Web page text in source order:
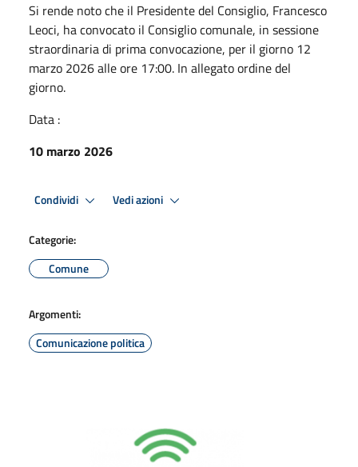
Si rende noto che il Presidente del Consiglio, Francesco
Leoci, ha convocato il Consiglio comunale, in sessione
straordinaria di prima convocazione, per il giorno 12
marzo 2026 alle ore 17:00. In allegato ordine del
giorno.
Data :
10 marzo 2026
Condividi Vedi azioni
Categorie:
Comune
Argomenti:
Comunicazione politica